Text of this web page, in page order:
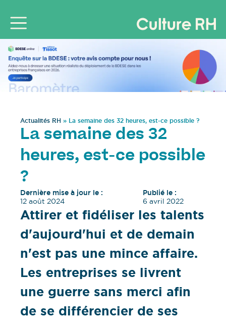
Actualités RH » La semaine des 32 heures, est-ce possible ?
La semaine des 32
heures, est-ce possible
?
Dernière mise à jour le :
12 août 2024
Publié le :
6 avril 2022
Attirer et fidéliser les talents
d'aujourd'hui et de demain
n'est pas une mince affaire.
Les entreprises se livrent
une guerre sans merci afin
de se différencier de ses